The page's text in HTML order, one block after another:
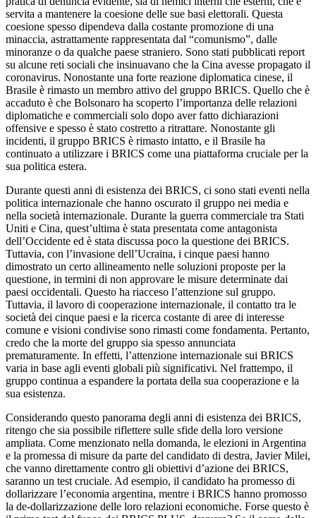
servita a mantenere la coesione delle sue basi elettorali. Questa
coesione spesso dipendeva dalla costante promozione di una
minaccia, astrattamente rappresentata dal “comunismo”, dalle
minoranze o da qualche paese straniero. Sono stati pubblicati report
su alcune reti sociali che insinuavano che la Cina avesse propagato il
coronavirus. Nonostante una forte reazione diplomatica cinese, il
Brasile è rimasto un membro attivo del gruppo BRICS. Quello che è
accaduto è che Bolsonaro ha scoperto l’importanza delle relazioni
diplomatiche e commerciali solo dopo aver fatto dichiarazioni
offensive e spesso è stato costretto a ritrattare. Nonostante gli
incidenti, il gruppo BRICS è rimasto intatto, e il Brasile ha
continuato a utilizzare i BRICS come una piattaforma cruciale per la
sua politica estera.
Durante questi anni di esistenza dei BRICS, ci sono stati eventi nella
politica internazionale che hanno oscurato il gruppo nei media e
nella società internazionale. Durante la guerra commerciale tra Stati
Uniti e Cina, quest’ultima è stata presentata come antagonista
dell’Occidente ed è stata discussa poco la questione dei BRICS.
Tuttavia, con l’invasione dell’Ucraina, i cinque paesi hanno
dimostrato un certo allineamento nelle soluzioni proposte per la
questione, in termini di non approvare le misure determinate dai
paesi occidentali. Questo ha riacceso l’attenzione sul gruppo.
Tuttavia, il lavoro di cooperazione internazionale, il contatto tra le
società dei cinque paesi e la ricerca costante di aree di interesse
comune e visioni condivise sono rimasti come fondamenta. Pertanto,
credo che la morte del gruppo sia spesso annunciata
prematuramente. In effetti, l’attenzione internazionale sui BRICS
varia in base agli eventi globali più significativi. Nel frattempo, il
gruppo continua a espandere la portata della sua cooperazione e la
sua esistenza.
Considerando questo panorama degli anni di esistenza dei BRICS,
ritengo che sia possibile riflettere sulle sfide della loro versione
ampliata. Come menzionato nella domanda, le elezioni in Argentina
e la promessa di misure da parte del candidato di destra, Javier Milei,
che vanno direttamente contro gli obiettivi d’azione dei BRICS,
saranno un test cruciale. Ad esempio, il candidato ha promesso di
dollarizzare l’economia argentina, mentre i BRICS hanno promosso
la de-dollarizzazione delle loro relazioni economiche. Forse questo è